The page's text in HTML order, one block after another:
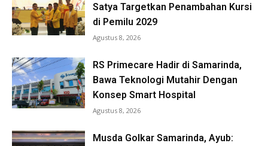
Satya Targetkan Penambahan Kursi
di Pemilu 2029
Agustus 8, 2026
RS Primecare Hadir di Samarinda,
Bawa Teknologi Mutahir Dengan
Konsep Smart Hospital
Agustus 8, 2026
Musda Golkar Samarinda, Ayub: